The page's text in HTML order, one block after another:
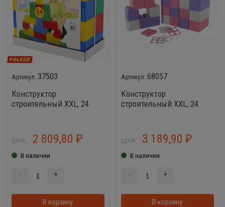
37503
Конструктор
строительный XXL, 24
ЦЕНА: 2 809,80 ₽
В наличии
- +
В корзину В корзинке
68057
Конструктор
строительный XXL, 24
элемента) Wader 68057
ЦЕНА: 3 189,90 ₽
В наличии
- +
В корзину